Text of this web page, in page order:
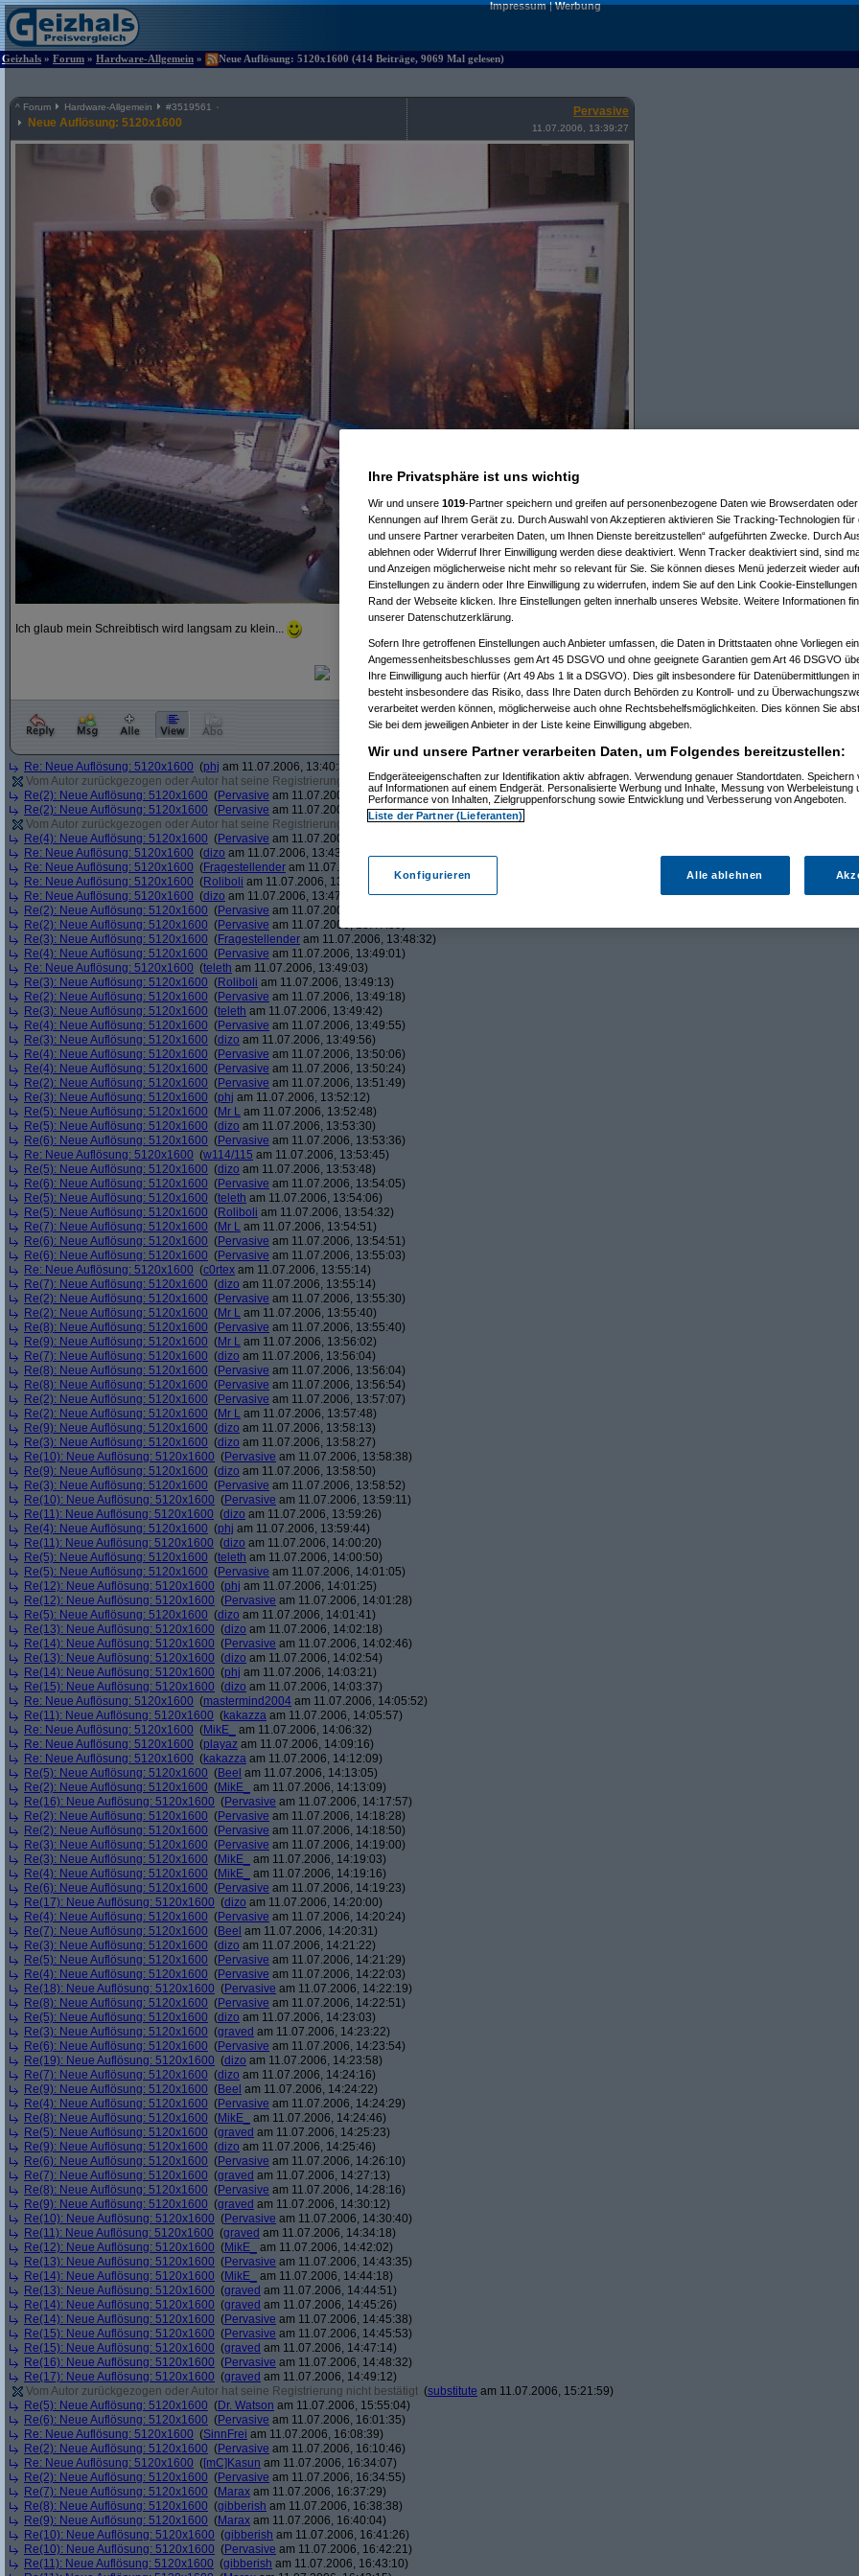
Impressum|Werbung
Geizhals » Forum » Hardware-Allgemein » Neue Auflösung: 5120x1600 (414 Beiträge, 9069 Mal gelesen)
^ Forum Hardware-Allgemein #3519561
Neue Auflösung: 5120x1600
Pervasive
11.07.2006, 13:39:27
Ich glaub mein Schreibtisch wird langsam zu klein...
Re: Neue Auflösung: 5120x1600 (phj am 11.07.2006, 13:40:39)
Vom Autor zurückgezogen oder Autor hat seine Registrierung nicht bestätigt(Nagelfaram 11.07.2006, 13:41:09)
Re(2): Neue Auflösung: 5120x1600 (Pervasive am 11.07.2006, 13:41:12)
Re(2): Neue Auflösung: 5120x1600 (Pervasive am 11.07.2006, 13:41:43)
Vom Autor zurückgezogen oder Autor hat seine Registrierung nicht bestätigt(Nagelfaram 11.07.2006, 13:42:40)
Re(4): Neue Auflösung: 5120x1600 (Pervasive am 11.07.2006, 13:43:22)
Re: Neue Auflösung: 5120x1600 (dizo am 11.07.2006, 13:43:54)
Re: Neue Auflösung: 5120x1600 (Fragestellender am 11.07.2006, 13:46:11)
Re: Neue Auflösung: 5120x1600 (Roliboli am 11.07.2006, 13:47:18)
Re: Neue Auflösung: 5120x1600 (dizo am 11.07.2006, 13:47:29)
Re(2): Neue Auflösung: 5120x1600 (Pervasive am 11.07.2006, 13:47:45)
Re(2): Neue Auflösung: 5120x1600 (Pervasive am 11.07.2006, 13:47:59)
Re(3): Neue Auflösung: 5120x1600 (Fragestellender am 11.07.2006, 13:48:32)
Re(4): Neue Auflösung: 5120x1600 (Pervasive am 11.07.2006, 13:49:01)
Re: Neue Auflösung: 5120x1600 (teleth am 11.07.2006, 13:49:03)
Re(3): Neue Auflösung: 5120x1600 (Roliboli am 11.07.2006, 13:49:13)
Re(2): Neue Auflösung: 5120x1600 (Pervasive am 11.07.2006, 13:49:18)
Re(3): Neue Auflösung: 5120x1600 (teleth am 11.07.2006, 13:49:42)
Re(4): Neue Auflösung: 5120x1600 (Pervasive am 11.07.2006, 13:49:55)
Re(3): Neue Auflösung: 5120x1600 (dizo am 11.07.2006, 13:49:56)
Re(4): Neue Auflösung: 5120x1600 (Pervasive am 11.07.2006, 13:50:06)
Re(4): Neue Auflösung: 5120x1600 (Pervasive am 11.07.2006, 13:50:24)
Re(2): Neue Auflösung: 5120x1600 (Pervasive am 11.07.2006, 13:51:49)
Re(3): Neue Auflösung: 5120x1600 (phj am 11.07.2006, 13:52:12)
Re(5): Neue Auflösung: 5120x1600 (Mr L am 11.07.2006, 13:52:48)
Re(5): Neue Auflösung: 5120x1600 (dizo am 11.07.2006, 13:53:30)
Re(6): Neue Auflösung: 5120x1600 (Pervasive am 11.07.2006, 13:53:36)
Re: Neue Auflösung: 5120x1600 (w114/115 am 11.07.2006, 13:53:45)
Re(5): Neue Auflösung: 5120x1600 (dizo am 11.07.2006, 13:53:48)
Re(6): Neue Auflösung: 5120x1600 (Pervasive am 11.07.2006, 13:54:05)
Re(5): Neue Auflösung: 5120x1600 (teleth am 11.07.2006, 13:54:06)
Re(5): Neue Auflösung: 5120x1600 (Roliboli am 11.07.2006, 13:54:32)
Re(7): Neue Auflösung: 5120x1600 (Mr L am 11.07.2006, 13:54:51)
Re(6): Neue Auflösung: 5120x1600 (Pervasive am 11.07.2006, 13:54:51)
Re(6): Neue Auflösung: 5120x1600 (Pervasive am 11.07.2006, 13:55:03)
Re: Neue Auflösung: 5120x1600 (c0rtex am 11.07.2006, 13:55:14)
Re(7): Neue Auflösung: 5120x1600 (dizo am 11.07.2006, 13:55:14)
Re(2): Neue Auflösung: 5120x1600 (Pervasive am 11.07.2006, 13:55:30)
Re(2): Neue Auflösung: 5120x1600 (Mr L am 11.07.2006, 13:55:40)
Re(8): Neue Auflösung: 5120x1600 (Pervasive am 11.07.2006, 13:55:40)
Re(9): Neue Auflösung: 5120x1600 (Mr L am 11.07.2006, 13:56:02)
Re(7): Neue Auflösung: 5120x1600 (dizo am 11.07.2006, 13:56:04)
Re(8): Neue Auflösung: 5120x1600 (Pervasive am 11.07.2006, 13:56:04)
Re(8): Neue Auflösung: 5120x1600 (Pervasive am 11.07.2006, 13:56:54)
Re(2): Neue Auflösung: 5120x1600 (Pervasive am 11.07.2006, 13:57:07)
Re(2): Neue Auflösung: 5120x1600 (Mr L am 11.07.2006, 13:57:48)
Re(9): Neue Auflösung: 5120x1600 (dizo am 11.07.2006, 13:58:13)
Re(3): Neue Auflösung: 5120x1600 (dizo am 11.07.2006, 13:58:27)
Re(10): Neue Auflösung: 5120x1600 (Pervasive am 11.07.2006, 13:58:38)
Re(9): Neue Auflösung: 5120x1600 (dizo am 11.07.2006, 13:58:50)
Re(3): Neue Auflösung: 5120x1600 (Pervasive am 11.07.2006, 13:58:52)
Re(10): Neue Auflösung: 5120x1600 (Pervasive am 11.07.2006, 13:59:11)
Re(11): Neue Auflösung: 5120x1600 (dizo am 11.07.2006, 13:59:26)
Re(4): Neue Auflösung: 5120x1600 (phj am 11.07.2006, 13:59:44)
Re(11): Neue Auflösung: 5120x1600 (dizo am 11.07.2006, 14:00:20)
Re(5): Neue Auflösung: 5120x1600 (teleth am 11.07.2006, 14:00:50)
Re(5): Neue Auflösung: 5120x1600 (Pervasive am 11.07.2006, 14:01:05)
Re(12): Neue Auflösung: 5120x1600 (phj am 11.07.2006, 14:01:25)
Re(12): Neue Auflösung: 5120x1600 (Pervasive am 11.07.2006, 14:01:28)
Re(5): Neue Auflösung: 5120x1600 (dizo am 11.07.2006, 14:01:41)
Re(13): Neue Auflösung: 5120x1600 (dizo am 11.07.2006, 14:02:18)
Re(14): Neue Auflösung: 5120x1600 (Pervasive am 11.07.2006, 14:02:46)
Re(13): Neue Auflösung: 5120x1600 (dizo am 11.07.2006, 14:02:54)
Re(14): Neue Auflösung: 5120x1600 (phj am 11.07.2006, 14:03:21)
Re(15): Neue Auflösung: 5120x1600 (dizo am 11.07.2006, 14:03:37)
Re: Neue Auflösung: 5120x1600 (mastermind2004 am 11.07.2006, 14:05:52)
Re(11): Neue Auflösung: 5120x1600 (kakazza am 11.07.2006, 14:05:57)
Re: Neue Auflösung: 5120x1600 (MikE_
am 11.07.2006, 14:06:32)
Re: Neue Auflösung: 5120x1600 (playaz am 11.07.2006, 14:09:16)
Re: Neue Auflösung: 5120x1600 (kakazza am 11.07.2006, 14:12:09)
Re(5): Neue Auflösung: 5120x1600 (Beel am 11.07.2006, 14:13:05)
Re(2): Neue Auflösung: 5120x1600 (MikE_
am 11.07.2006, 14:13:09)
Re(16): Neue Auflösung: 5120x1600 (Pervasive am 11.07.2006, 14:17:57)
Re(2): Neue Auflösung: 5120x1600 (Pervasive am 11.07.2006, 14:18:28)
Re(2): Neue Auflösung: 5120x1600 (Pervasive am 11.07.2006, 14:18:50)
Re(3): Neue Auflösung: 5120x1600 (Pervasive am 11.07.2006, 14:19:00)
Re(3): Neue Auflösung: 5120x1600 (MikE_
am 11.07.2006, 14:19:03)
Re(4): Neue Auflösung: 5120x1600 (MikE_
am 11.07.2006, 14:19:16)
Re(6): Neue Auflösung: 5120x1600 (Pervasive am 11.07.2006, 14:19:23)
Re(17): Neue Auflösung: 5120x1600 (dizo am 11.07.2006, 14:20:00)
Re(4): Neue Auflösung: 5120x1600 (Pervasive am 11.07.2006, 14:20:24)
Re(7): Neue Auflösung: 5120x1600 (Beel am 11.07.2006, 14:20:31)
Re(3): Neue Auflösung: 5120x1600 (dizo am 11.07.2006, 14:21:22)
Re(5): Neue Auflösung: 5120x1600 (Pervasive am 11.07.2006, 14:21:29)
Re(4): Neue Auflösung: 5120x1600 (Pervasive am 11.07.2006, 14:22:03)
Re(18): Neue Auflösung: 5120x1600 (Pervasive am 11.07.2006, 14:22:19)
Re(8): Neue Auflösung: 5120x1600 (Pervasive am 11.07.2006, 14:22:51)
Re(5): Neue Auflösung: 5120x1600 (dizo am 11.07.2006, 14:23:03)
Re(3): Neue Auflösung: 5120x1600 (graved am 11.07.2006, 14:23:22)
Re(6): Neue Auflösung: 5120x1600 (Pervasive am 11.07.2006, 14:23:54)
Re(19): Neue Auflösung: 5120x1600 (dizo am 11.07.2006, 14:23:58)
Re(7): Neue Auflösung: 5120x1600 (dizo am 11.07.2006, 14:24:16)
Re(9): Neue Auflösung: 5120x1600 (Beel am 11.07.2006, 14:24:22)
Re(4): Neue Auflösung: 5120x1600 (Pervasive am 11.07.2006, 14:24:29)
Re(8): Neue Auflösung: 5120x1600 (MikE_
am 11.07.2006, 14:24:46)
Re(5): Neue Auflösung: 5120x1600 (graved am 11.07.2006, 14:25:23)
Re(9): Neue Auflösung: 5120x1600 (dizo am 11.07.2006, 14:25:46)
Re(6): Neue Auflösung: 5120x1600 (Pervasive am 11.07.2006, 14:26:10)
Re(7): Neue Auflösung: 5120x1600 (graved am 11.07.2006, 14:27:13)
Re(8): Neue Auflösung: 5120x1600 (Pervasive am 11.07.2006, 14:28:16)
Re(9): Neue Auflösung: 5120x1600 (graved am 11.07.2006, 14:30:12)
Re(10): Neue Auflösung: 5120x1600 (Pervasive am 11.07.2006, 14:30:40)
Re(11): Neue Auflösung: 5120x1600 (graved am 11.07.2006, 14:34:18)
Re(12): Neue Auflösung: 5120x1600 (MikE_
am 11.07.2006, 14:42:02)
Re(13): Neue Auflösung: 5120x1600 (Pervasive am 11.07.2006, 14:43:35)
Re(14): Neue Auflösung: 5120x1600 (MikE_
am 11.07.2006, 14:44:18)
Re(13): Neue Auflösung: 5120x1600 (graved am 11.07.2006, 14:44:51)
Re(14): Neue Auflösung: 5120x1600 (graved am 11.07.2006, 14:45:26)
Re(14): Neue Auflösung: 5120x1600 (Pervasive am 11.07.2006, 14:45:38)
Re(15): Neue Auflösung: 5120x1600 (Pervasive am 11.07.2006, 14:45:53)
Re(15): Neue Auflösung: 5120x1600 (graved am 11.07.2006, 14:47:14)
Re(16): Neue Auflösung: 5120x1600 (Pervasive am 11.07.2006, 14:48:32)
Re(17): Neue Auflösung: 5120x1600 (graved am 11.07.2006, 14:49:12)
Vom Autor zurückgezogen oder Autor hat seine Registrierung nicht bestätigt (substitute am 11.07.2006, 15:21:59)
Re(5): Neue Auflösung: 5120x1600 (Dr. Watson am 11.07.2006, 15:55:04)
Re(6): Neue Auflösung: 5120x1600 (Pervasive am 11.07.2006, 16:01:35)
Re: Neue Auflösung: 5120x1600 (SinnFrei am 11.07.2006, 16:08:39)
Re(2): Neue Auflösung: 5120x1600 (Pervasive am 11.07.2006, 16:10:46)
Re: Neue Auflösung: 5120x1600 ([mC]Kasun am 11.07.2006, 16:34:07)
Re(2): Neue Auflösung: 5120x1600 (Pervasive am 11.07.2006, 16:34:55)
Re(7): Neue Auflösung: 5120x1600 (Marax am 11.07.2006, 16:37:29)
Re(8): Neue Auflösung: 5120x1600 (gibberish am 11.07.2006, 16:38:38)
Re(9): Neue Auflösung: 5120x1600 (Marax am 11.07.2006, 16:40:04)
Re(10): Neue Auflösung: 5120x1600 (gibberish am 11.07.2006, 16:41:26)
Re(10): Neue Auflösung: 5120x1600 (Pervasive am 11.07.2006, 16:42:21)
Re(11): Neue Auflösung: 5120x1600 (gibberish am 11.07.2006, 16:43:10)
Ihre Privatsphäre ist uns wichtig
Wir und unsere 1019-Partner speichern und greifen auf personenbezogene Daten wie Browserdaten
Kennungen auf Ihrem Gerät zu. Durch Auswahl von Akzeptieren aktivieren Sie Tracking-Technologien für
und unsere Partner verarbeiten Daten, um Ihnen Dienste bereitzustellen“ aufgeführten Zwecke. Durch
ablehnen oder Widerruf Ihrer Einwilligung werden diese deaktiviert. Wenn Tracker deaktiviert sind, sind
und Anzeigen möglicherweise nicht mehr so relevant für Sie. Sie können dieses Menü jederzeit wieder
Einstellungen zu ändern oder Ihre Einwilligung zu widerrufen, indem Sie auf den Link Cookie-
Rand der Webseite klicken. Ihre Einstellungen gelten innerhalb unseres Website. Weitere Informationen
unserer Datenschutzerklärung.
Sofern Ihre getroffenen Einstellungen auch Anbieter umfassen, die Daten in Drittstaaten ohne Vorliegen
Angemessenheitsbeschlusses gem Art 45 DSGVO und ohne geeignete Garantien gem Art 46 DSGVO
Ihre Einwilligung auch hierfür (Art 49 Abs 1 lit a DSGVO). Dies gilt insbesondere für Datenübermittlungen
besteht insbesondere das Risiko, dass Ihre Daten durch Behörden zu Kontroll- und zu
verarbeitet werden können, möglicherweise auch ohne Rechtsbehelfsmöglichkeiten. Dies können Sie
Sie bei dem jeweiligen Anbieter in der Liste keine Einwilligung abgeben.
Wir und unsere Partner verarbeiten Daten, um Folgendes bereitzustellen:
Endgeräteeigenschaften zur Identifikation aktiv abfragen. Verwendung genauer Standortdaten. Speichern
auf Informationen auf einem Endgerät. Personalisierte Werbung und Inhalte, Messung von Werbeleistung
Performance von Inhalten, Zielgruppenforschung sowie Entwicklung und Verbesserung von Angeboten.
Liste der Partner (Lieferanten)
Konfigurieren Alle ablehnen